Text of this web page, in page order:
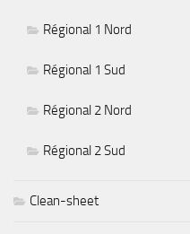
Régional 1 Nord
Régional 1 Sud
Régional 2 Nord
Régional 2 Sud
Clean-sheet